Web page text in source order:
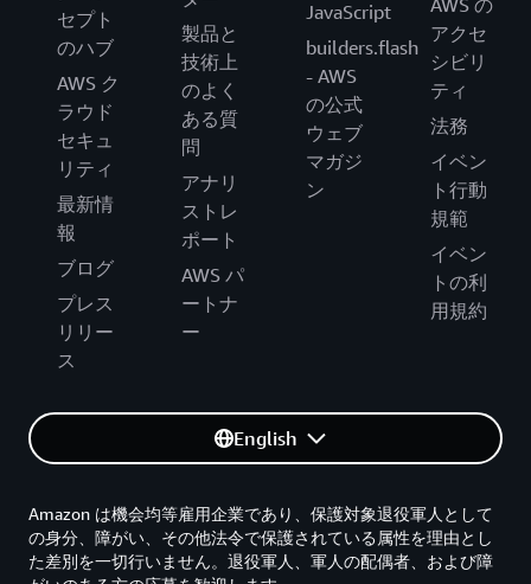
セプト
のハブ
AWS ク
ラウド
セキュ
リティ
最新情
報
ブログ
プレス
リリー
ス
製品と
技術上
のよく
ある質
問
アナリ
ストレ
ポート
AWS パ
ートナ
ー
JavaScript
builders.flash
- AWS
の公式
ウェブ
マガジ
ン
AWS の
アクセ
シビリ
ティ
法務
イベン
ト行動
規範
イベン
トの利
用規約
English
Amazon は機会均等雇用企業であり、保護対象退役軍人として
の身分、障がい、その他法令で保護されている属性を理由とし
た差別を一切行いません。退役軍人、軍人の配偶者、および障